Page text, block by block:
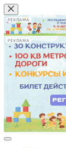
РЕКЛАМА
РЕКЛАМА